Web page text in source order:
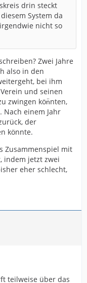
drin steckt
System da
nicht so
Zwei Jahre
also in den
bei ihm
und seinen
zwingen kön̈nten,
Nach einem Jahr
der
könnte.
Zusammenspiel mit
indem jetzt zwei
eher schlecht,
teilweise über das